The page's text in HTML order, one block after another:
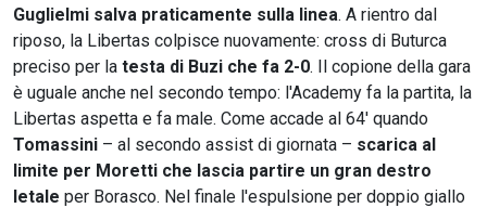
Guglielmi salva praticamente sulla linea. A rientro dal
riposo, la Libertas colpisce nuovamente: cross di Buturca
preciso per la testa di Buzi che fa 2-0. Il copione della gara
è uguale anche nel secondo tempo: l'Academy fa la partita, la
Libertas aspetta e fa male. Come accade al 64' quando
Tomassini – al secondo assist di giornata – scarica al
limite per Moretti che lascia partire un gran destro
letale per Borasco. Nel finale l'espulsione per doppio giallo